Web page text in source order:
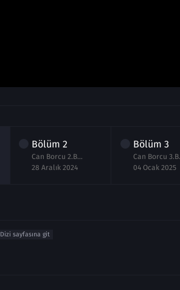
Bölüm 2
Can Borcu 2.Bölüm izle Full
28 Aralık 2024
Bölüm3
Can
04 Ocak 2025
Dizi sayfasına git